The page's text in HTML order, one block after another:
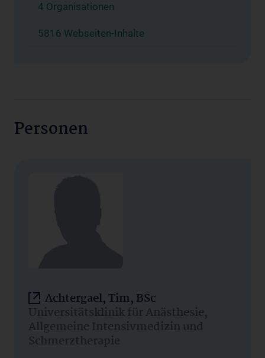
4 Organisationen
5816 Webseiten-Inhalte
Personen
Achtergael, Tim, BSc
Universitätsklinik für Anästhesie,
Allgemeine Intensivmedizin und
Schmerztherapie